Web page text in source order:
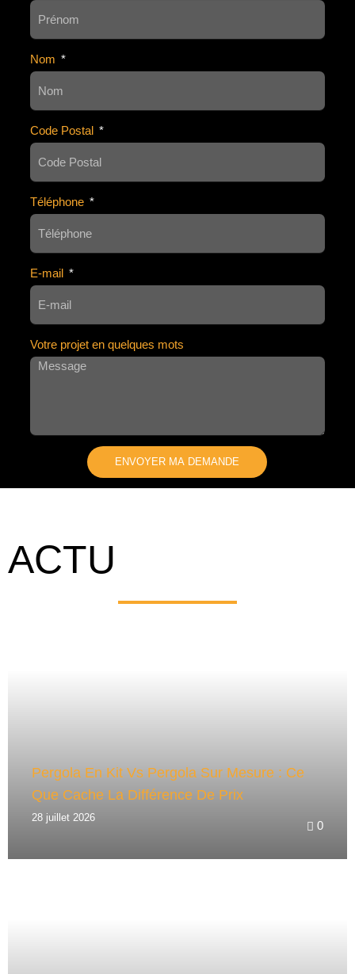
Nom
Code Postal
Téléphone
E-mail
Votre projet en quelques mots
ENVOYER MA DEMANDE
A
R
ACTU
Pergola En Kit Vs Pergola Sur Mesure : Ce
Que Cache La Différence De Prix
28 juillet 2026
0